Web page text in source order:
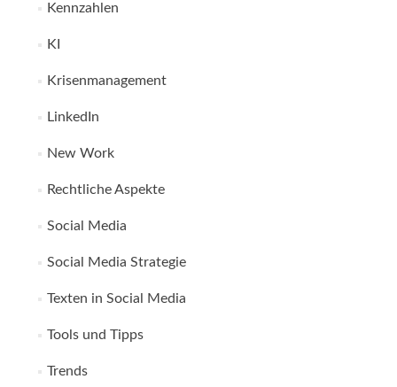
Kennzahlen
KI
Krisenmanagement
LinkedIn
New Work
Rechtliche Aspekte
Social Media
Social Media Strategie
Texten in Social Media
Tools und Tipps
Trends